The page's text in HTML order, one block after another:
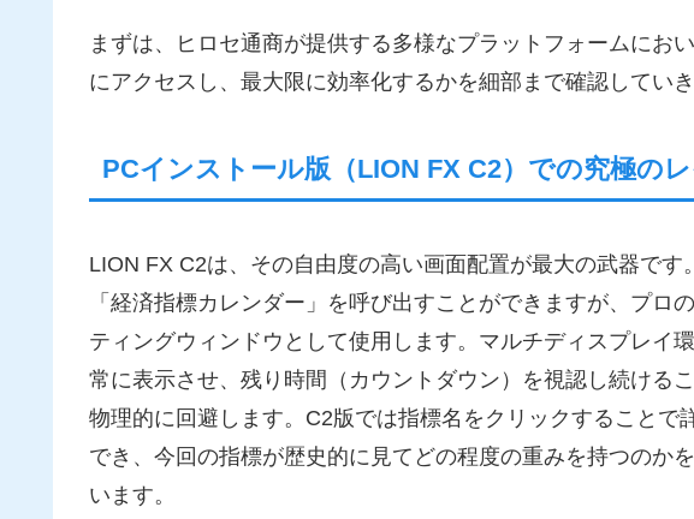
まずは、ヒロセ通商が提供する多様なプラットフォームにお
にアクセスし、最大限に効率化するかを細部まで確認していき
PCインストール版（LION FX C2）での究極の
LION FX C2は、その自由度の高い画面配置が最大の武器です
「経済指標カレンダー」を呼び出すことができますが、プロ
ティングウィンドウとして使用します。マルチディスプレイ
常に表示させ、残り時間（カウントダウン）を視認し続ける
物理的に回避します。C2版では指標名をクリックすることで
でき、今回の指標が歴史的に見てどの程度の重みを持つのか
います。